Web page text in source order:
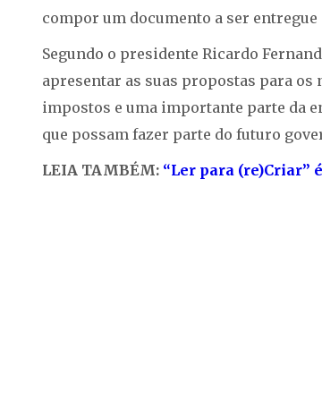
compor um documento a ser
Segundo o presidente Ricardo
apresentar as suas propostas para os
impostos e uma importante parte da
que possam fazer parte do futuro
LEIA TAMBÉM: “Ler para (re)Criar”